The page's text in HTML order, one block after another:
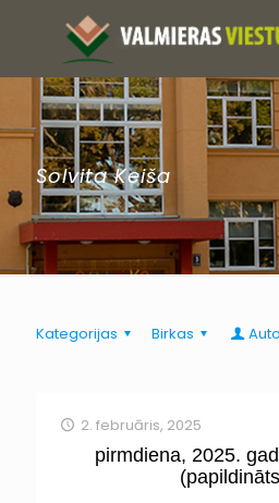
Solvita Keiša
Kategorijas Birkas
2. februāris, 2025
pirmdiena, 2025.